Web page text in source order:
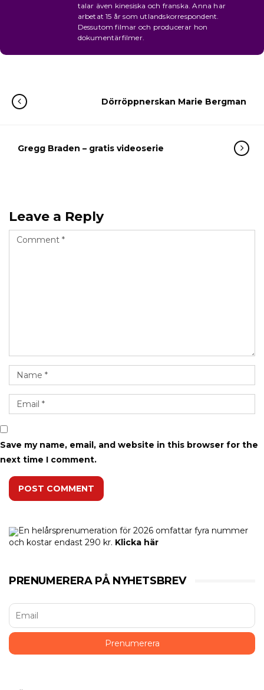
talar även kinesiska och franska. Anna har
arbetat 15 år som utlandskorrespondent.
Dessutom filmar och producerar hon
dokumentärfilmer.
Dörröppnerskan Marie Bergman
Gregg Braden – gratis videoserie
Leave a Reply
Save my name, email, and website in this browser for the
next time I comment.
POST COMMENT
En helårsprenumeration för 2026 omfattar fyra nummer
och kostar endast 290 kr. Klicka här
PRENUMERERA PÅ NYHETSBREV